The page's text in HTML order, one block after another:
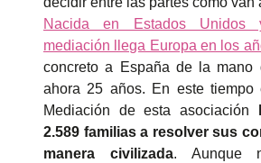
Nacida en Estados Unidos
mediación llega Europa en los
concreto a España de la mano
ahora 25 años. En este tiempo
Mediación de esta asociación
2.589 familias a resolver sus
manera civilizada. Aunque